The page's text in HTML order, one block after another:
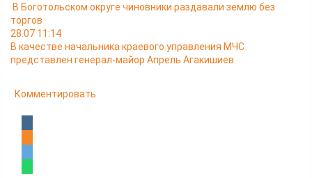
В Боготольском округе чиновники раздавали землю без
торгов
28.07 11:14
В качестве начальника краевого управления МЧС
представлен генерал-майор Апрель Агакишиев
Комментировать